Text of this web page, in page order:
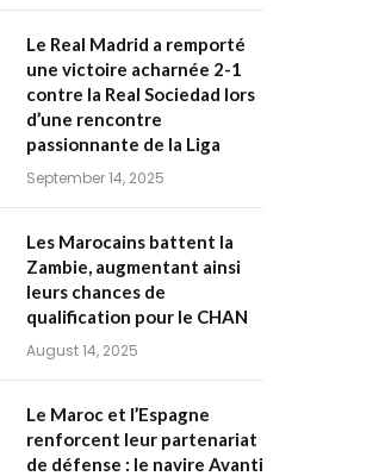
Le Real Madrid a remporté
une victoire acharnée 2-1
contre la Real Sociedad lors
d’une rencontre
passionnante de la Liga
September 14, 2025
Les Marocains battent la
Zambie, augmentant ainsi
leurs chances de
qualification pour le CHAN
August 14, 2025
Le Maroc et l’Espagne
renforcent leur partenariat
de défense : le navire Avanti